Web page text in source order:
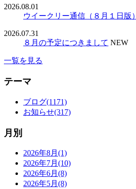
2026.08.01
ウイークリー通信（８月１日版）
2026.07.31
８月の予定につきまして NEW
一覧を見る
テーマ
ブログ(1171)
お知らせ(317)
月別
2026年8月(1)
2026年7月(10)
2026年6月(8)
2026年5月(8)